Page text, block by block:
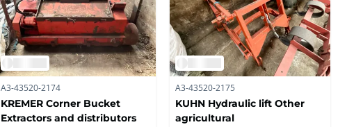
A3-43520-2174
KREMER Corner Bucket
Extractors and distributors
A3-43520-2175
KUHN Hydraulic lift Other
agricultural